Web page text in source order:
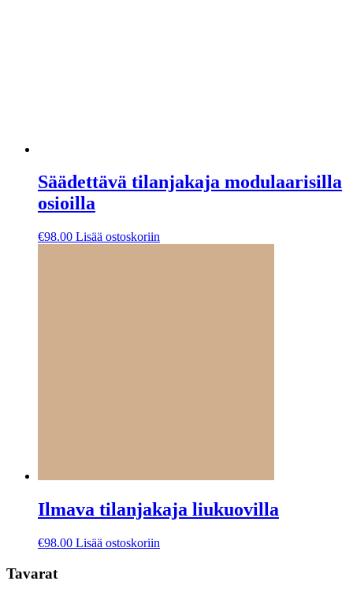
Säädettävä tilanjakaja modulaarisilla
osioilla
€98.00 Lisää ostoskoriin
Ilmava tilanjakaja liukuovilla
€98.00 Lisää ostoskoriin
Tavarat